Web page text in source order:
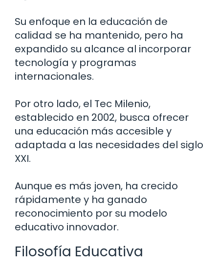
Su enfoque en la educación de
calidad se ha mantenido, pero ha
expandido su alcance al incorporar
tecnología y programas
internacionales.
Por otro lado, el Tec Milenio,
establecido en 2002, busca ofrecer
una educación más accesible y
adaptada a las necesidades del siglo
XXI.
Aunque es más joven, ha crecido
rápidamente y ha ganado
reconocimiento por su modelo
educativo innovador.
Filosofía Educativa